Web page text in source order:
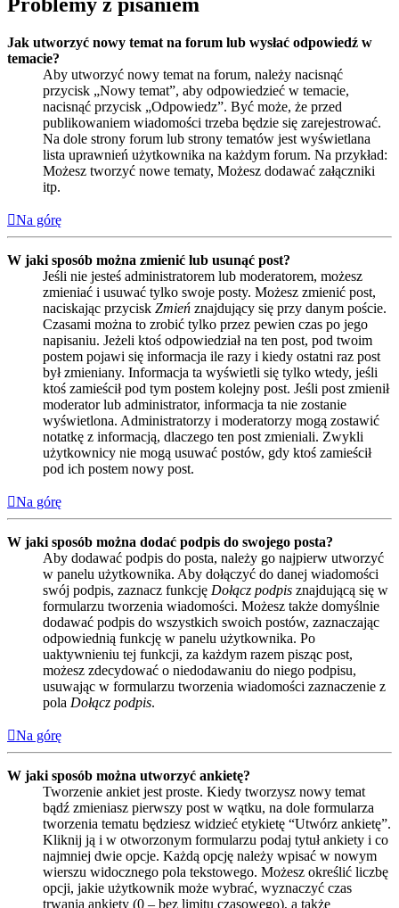
Jak utworzyć nowy temat na forum lub wysłać odpowiedź w
temacie?
Aby utworzyć nowy temat na forum, należy nacisnąć
przycisk „Nowy temat”, aby odpowiedzieć w temacie,
nacisnąć przycisk „Odpowiedz”. Być może, że przed
publikowaniem wiadomości trzeba będzie się zarejestrować.
Na dole strony forum lub strony tematów jest wyświetlana
lista uprawnień użytkownika na każdym forum. Na przykład:
Możesz tworzyć nowe tematy, Możesz dodawać załączniki
itp.
Na górę
W jaki sposób można zmienić lub usunąć post?
Jeśli nie jesteś administratorem lub moderatorem, możesz
zmieniać i usuwać tylko swoje posty. Możesz zmienić post,
naciskając przycisk Zmień znajdujący się przy danym poście.
Czasami można to zrobić tylko przez pewien czas po jego
napisaniu. Jeżeli ktoś odpowiedział na ten post, pod twoim
postem pojawi się informacja ile razy i kiedy ostatni raz post
był zmieniany. Informacja ta wyświetli się tylko wtedy, jeśli
ktoś zamieścił pod tym postem kolejny post. Jeśli post zmienił
moderator lub administrator, informacja ta nie zostanie
wyświetlona. Administratorzy i moderatorzy mogą zostawić
notatkę z informacją, dlaczego ten post zmieniali. Zwykli
użytkownicy nie mogą usuwać postów, gdy ktoś zamieścił
pod ich postem nowy post.
Na górę
W jaki sposób można dodać podpis do swojego posta?
Aby dodawać podpis do posta, należy go najpierw utworzyć
w panelu użytkownika. Aby dołączyć do danej wiadomości
swój podpis, zaznacz funkcję Dołącz podpis znajdującą się w
formularzu tworzenia wiadomości. Możesz także domyślnie
dodawać podpis do wszystkich swoich postów, zaznaczając
odpowiednią funkcję w panelu użytkownika. Po
uaktywnieniu tej funkcji, za każdym razem pisząc post,
możesz zdecydować o niedodawaniu do niego podpisu,
usuwając w formularzu tworzenia wiadomości zaznaczenie z
pola Dołącz podpis.
Na górę
W jaki sposób można utworzyć ankietę?
Tworzenie ankiet jest proste. Kiedy tworzysz nowy temat
bądź zmieniasz pierwszy post w wątku, na dole formularza
tworzenia tematu będziesz widzieć etykietę “Utwórz ankietę”.
Kliknij ją i w otworzonym formularzu podaj tytuł ankiety i co
najmniej dwie opcje. Każdą opcję należy wpisać w nowym
wierszu widocznego pola tekstowego. Możesz określić liczbę
opcji, jakie użytkownik może wybrać, wyznaczyć czas
trwania ankiety (0 – bez limitu czasowego), a także